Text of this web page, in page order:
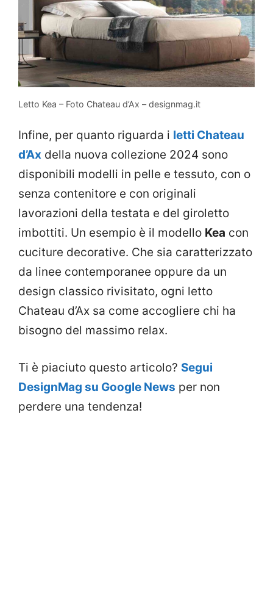
Letto Kea – Foto Chateau d’Ax – designmag.it
Infine, per quanto riguarda i letti Chateau
d’Ax della nuova collezione 2024 sono
disponibili modelli in pelle e tessuto, con o
senza contenitore e con originali
lavorazioni della testata e del giroletto
imbottiti. Un esempio è il modello Kea con
cuciture decorative. Che sia caratterizzato
da linee contemporanee oppure da un
design classico rivisitato, ogni letto
Chateau d’Ax sa come accogliere chi ha
bisogno del massimo relax.
Ti è piaciuto questo articolo? Segui
DesignMag su Google News per non
perdere una tendenza!